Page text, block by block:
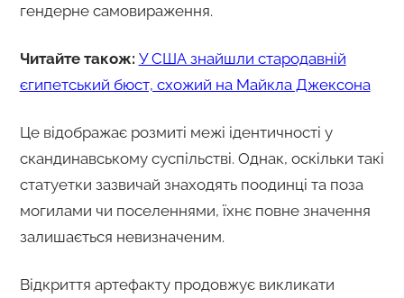
гендерне самовираження.
Читайте також: У США знайшли стародавній
єгипетський бюст, схожий на Майкла Джексона
Це відображає розмиті межі ідентичності у
скандинавському суспільстві. Однак, оскільки такі
статуетки зазвичай знаходять поодинці та поза
могилами чи поселеннями, їхнє повне значення
залишається невизначеним.
Відкриття артефакту продовжує викликати